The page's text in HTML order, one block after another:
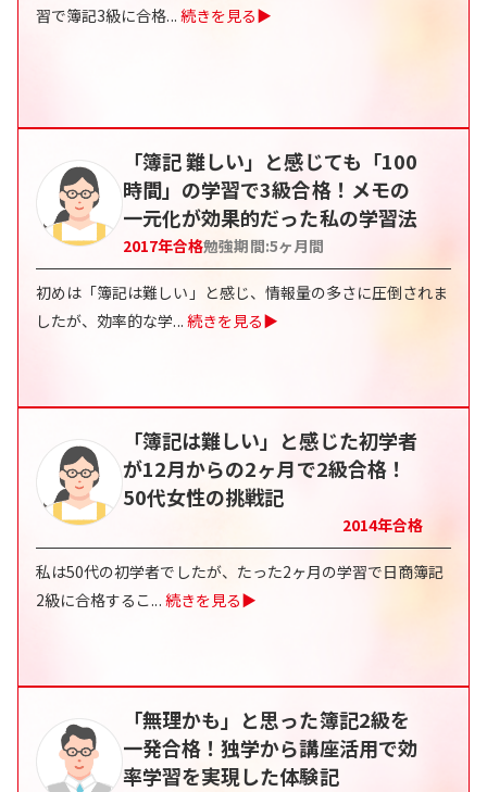
習で簿記3級に合格... 続きを見る▶
「簿記 難しい」と感じても「100
時間」の学習で3級合格！メモの
一元化が効果的だった私の学習法
2017年合格勉強期間:5ヶ月間
初めは「簿記は難しい」と感じ、情報量の多さに圧倒されま
したが、効率的な学... 続きを見る▶
「簿記は難しい」と感じた初学者
が12月からの2ヶ月で2級合格！
50代女性の挑戦記
2014年合格
私は50代の初学者でしたが、たった2ヶ月の学習で日商簿記
2級に合格するこ... 続きを見る▶
「無理かも」と思った簿記2級を
一発合格！独学から講座活用で効
率学習を実現した体験記